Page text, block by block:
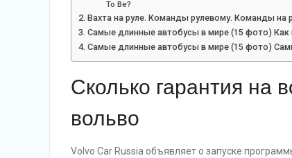
To Be?
Вахта на руле. Команды рулевому. Команды на
Самые длинные автобусы в мире (15 фото)
Самые длинные автобусы в мире (15 фото)
Сколько гарантия на
вольво
Volvo Car Russia объявляет о запуске